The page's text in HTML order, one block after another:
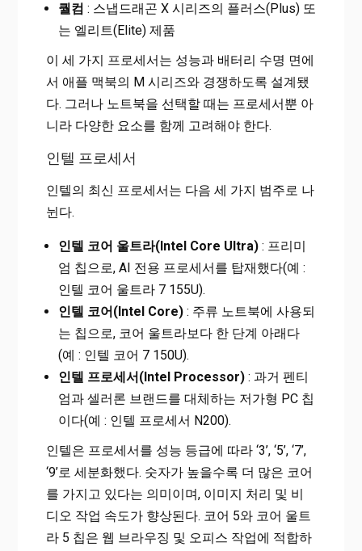
퀄컴 : 스냅드래곤 X 시리즈의 플러스(Plus) 또
는 엘리트(Elite) 제품
이 세 가지 프로세서는 성능과 배터리 수명 면에
서 애플 맥북의 M 시리즈와 경쟁하도록 설계됐
다. 그러나 노트북을 선택할 때는 프로세서뿐 아
니라 다양한 요소를 함께 고려해야 한다.
인텔 프로세서
인텔의 최신 프로세서는 다음 세 가지 범주로 나
뉜다.
인텔 코어 울트라(Intel Core Ultra) : 프리미
엄 칩으로, AI 전용 프로세서를 탑재했다(예 :
인텔 코어 울트라 7 155U).
인텔 코어(Intel Core): 주류 노트북에 사용되
는 칩으로, 코어 울트라보다 한 단계 아래다
(예 : 인텔 코어 7 150U).
인텔 프로세서(Intel Processor) : 과거 펜티
엄과 셀러론 브랜드를 대체하는 저가형 PC 칩
이다(예 : 인텔 프로세서 N200).
인텔은 프로세서를 성능 등급에 따라 ‘3’, ‘5’, ‘7’,
‘9’로 세분화했다. 숫자가 높을수록 더 많은 코어
를 가지고 있다는 의미이며, 이미지 처리 및 비
디오 작업 속도가 향상된다. 코어 5와 코어 울트
라 5 칩은 웹 브라우징 및 오피스 작업에 적합하